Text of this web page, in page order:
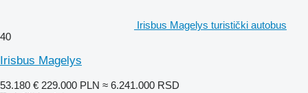
Irisbus Magelys turistički autobus
40
Irisbus Magelys
53.180 € 229.000 PLN ≈ 6.241.000 RSD